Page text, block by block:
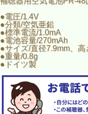
●電圧/1.4V
●分類/空気亜鉛
●標準電流/1.0mA
●電池容量/270mAh
●サイズ/直径7.9mm、高
●重量/0.8g
●ドイツ製